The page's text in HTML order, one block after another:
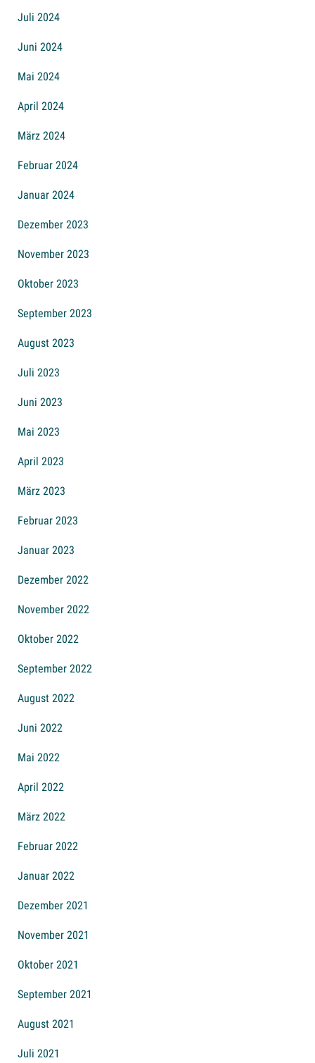
Juli 2024
Juni 2024
Mai 2024
April 2024
März 2024
Februar 2024
Januar 2024
Dezember 2023
November 2023
Oktober 2023
September 2023
August 2023
Juli 2023
Juni 2023
Mai 2023
April 2023
März 2023
Februar 2023
Januar 2023
Dezember 2022
November 2022
Oktober 2022
September 2022
August 2022
Juni 2022
Mai 2022
April 2022
März 2022
Februar 2022
Januar 2022
Dezember 2021
November 2021
Oktober 2021
September 2021
August 2021
Juli 2021